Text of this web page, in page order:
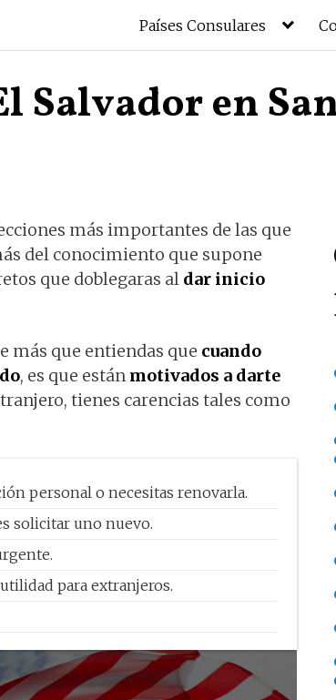
Países Consulares
Salvador en
más importantes de las que
del conocimiento que supone
que doblegaras al dar inicio
más que entiendas que cuando
, es que están motivados a darte
tienes carencias tales como
personal o necesitas renovarla.
solicitar uno nuevo.
para extranjeros.